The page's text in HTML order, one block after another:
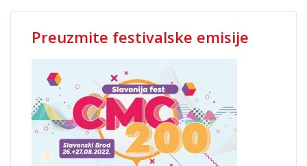
Preuzmite festivalske emisije